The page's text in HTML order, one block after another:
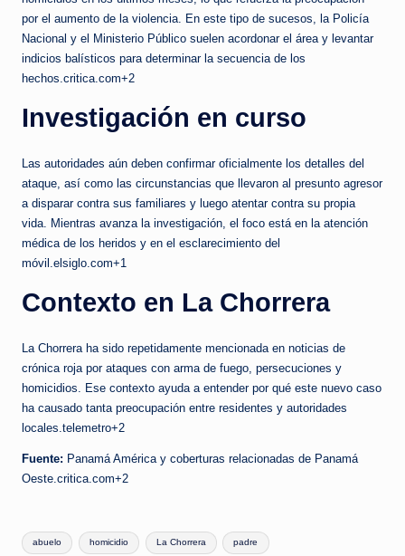
por el aumento de la violencia. En este tipo de sucesos, la Policía
Nacional y el Ministerio Público suelen acordonar el área y levantar
indicios balísticos para determinar la secuencia de los
hechos.critica.com+2
Investigación en curso
Las autoridades aún deben confirmar oficialmente los detalles del
ataque, así como las circunstancias que llevaron al presunto agresor
a disparar contra sus familiares y luego atentar contra su propia
vida. Mientras avanza la investigación, el foco está en la atención
médica de los heridos y en el esclarecimiento del
móvil.elsiglo.com+1
Contexto en La Chorrera
La Chorrera ha sido repetidamente mencionada en noticias de
crónica roja por ataques con arma de fuego, persecuciones y
homicidios. Ese contexto ayuda a entender por qué este nuevo caso
ha causado tanta preocupación entre residentes y autoridades
locales.telemetro+2
Fuente: Panamá América y coberturas relacionadas de Panamá
Oeste.critica.com+2
Tags:
abuelo homicidio La Chorrera padre